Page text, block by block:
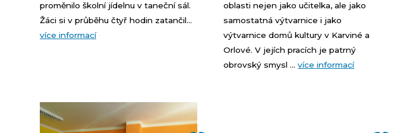
proměnilo školní jídelnu v taneční sál.
Žáci si v průběhu čtyř hodin zatančil...
více informací
oblasti nejen jako učitelka, ale jako
samostatná výtvarnice i jako
výtvarnice domů kultury v Karviné a
Orlové. V jejích pracích je patrný
obrovský smysl ...více informací